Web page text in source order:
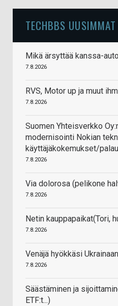
TECHBBS
Mikä ärsyttää kanssa-
7.8.2026
RVS, Motor up ja muut
7.8.2026
Suomen Yhteisverkko
modernisointi Nokian
käyttäjäkokemukset/
7.8.2026
Via dolorosa (pelikone
7.8.2026
Netin kauppapaikat(Tori,
7.8.2026
Venäjä hyökkäsi
7.8.2026
Säästäminen ja
ETF:t...)